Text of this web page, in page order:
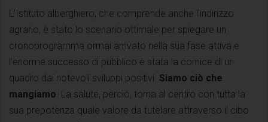
L’Istituto alberghiero, che comprende anche l’indirizzo
agrario, è stato lo scenario ottimale per spiegare un
cronoprogramma ormai arrivato nella sua fase attiva e
l’enorme successo di pubblico è stata la cornice di un
quadro dai notevoli sviluppi positivi. Siamo ciò che
mangiamo . La salute, perciò, torna al centro con tutta la
sua prepotenza quale valore da tutelare attraverso il cibo